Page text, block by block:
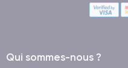
Qui sommes-nous ?